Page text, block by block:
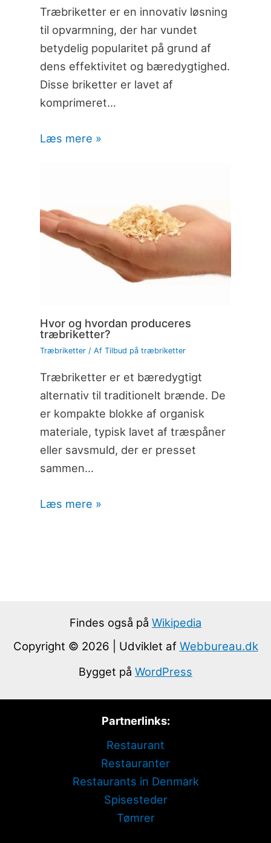
Træbriketter er en innovativ løsning
til opvarmning, der har vundet
betydelig popularitet på grund af
dens effektivitet og bæredygtighed.
Disse briketter er lavet af
komprimeret…
Læs mere »
Hvor og hvordan produceres
træbriketter?
Træbriketter/ Af Tilbud på træbriketter
Træbriketter er et bæredygtigt
alternativ til traditionelt brænde. De
er kompakte blokke af organisk
materiale, typisk lavet af træspåner
eller savsmuld, der er presset
sammen…
Læs mere »
Findes også på Wikipedia
Copyright © 2026 | Udviklet af Webbureau.dk
Bygget på WordPress
Partnerlinks:
Restaurant
Restauranter
Restaurants in Denmark
Spisesteder
Tømrer